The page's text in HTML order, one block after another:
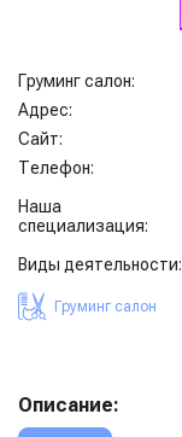
Описание:
Груминг салон:
Адрес:
Сайт:
Телефон:
Наша
специализация:
Виды деятельности:
Груминг салон